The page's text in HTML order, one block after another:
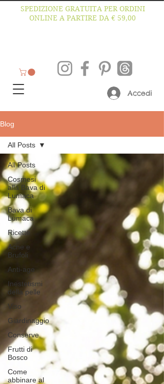
SPEDIZIONE GRATUITA PER ORDINI
ONLINE A PARTIRE DA € 59,00
Accedi
Blog
All Posts
Cosmesi
alla Bava di
Lumaca
Bava di
Lumaca
Ricette
Acne e
Brufoli
Anti-age
Inestetismi
della pelle
Viso
Giardinaggio
Conserve
Frutti di
Bosco
Come
abbinare al
All Posts